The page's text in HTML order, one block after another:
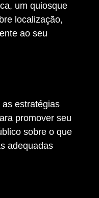
um quiosque
localização,
ao seu
promover seu
sobre o que
adequadas